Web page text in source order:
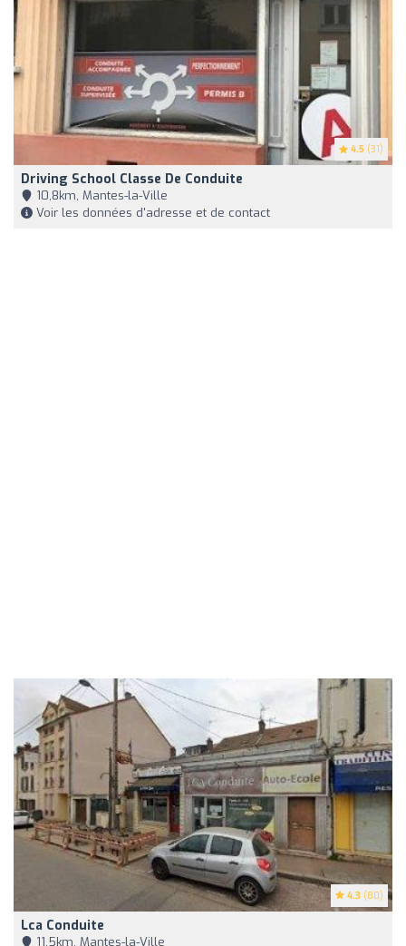
4.5 (31)
Driving School Classe De Conduite
10,8km, Mantes-la-Ville
Voir les données d'adresse et de contact
4.3 (80)
Lca Conduite
11,5km, Mantes-la-Ville